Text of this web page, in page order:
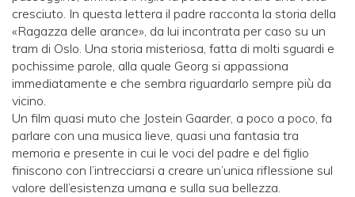
cresciuto. In questa lettera il padre racconta la storia della
«Ragazza delle arance», da lui incontrata per caso su un
tram di Oslo. Una storia misteriosa, fatta di molti sguardi e
pochissime parole, alla quale Georg si appassiona
immediatamente e che sembra riguardarlo sempre più da
vicino.
Un film quasi muto che Jostein Gaarder, a poco a poco, fa
parlare con una musica lieve, quasi una fantasia tra
memoria e presente in cui le voci del padre e del figlio
finiscono con l’intrecciarsi a creare un’unica riflessione sul
valore dell’esistenza umana e sulla sua bellezza.